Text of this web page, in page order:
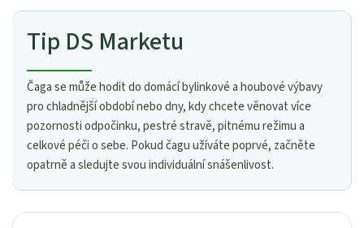
Tip DS Marketu
Čaga se může hodit do domácí bylinkové a houbové výbavy
pro chladnější období nebo dny, kdy chcete věnovat více
pozornosti odpočinku, pestré stravě, pitnému režimu a
celkové péči o sebe. Pokud čagu užíváte poprvé, začněte
opatrně a sledujte svou individuální snášenlivost.